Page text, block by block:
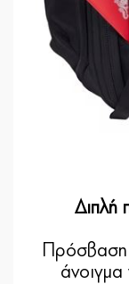
Διπλή